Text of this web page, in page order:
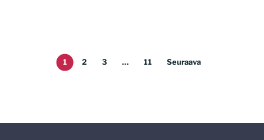
1 2 3 … 11 Seuraava